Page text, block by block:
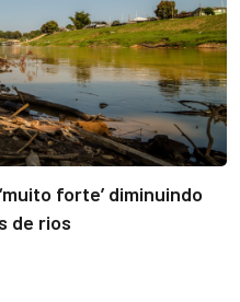
forte’ diminuindo
de rios